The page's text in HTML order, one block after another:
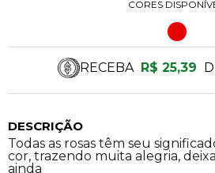
DESCRIÇÃO
Todas as rosas têm seu
cor, trazendo muita alegria,
ainda
CORES
RECEBA R$ 25,39